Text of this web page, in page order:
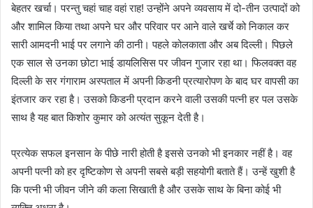
बेहतर खर्चा। परन्तु चहां चाह वहां राह! उन्होंने अपने व्यवसाय में दो-तीन उत्पादों को
और शामिल किया तथा अपने घर और परिवार पर आने वाले खर्चे को निकाल कर
सारी आमदनी भाई पर लगाने की ठानी। पहले कोलकाता और अब दिल्ली। पिछले
एक साल से उनका छोटा भाई डायलिसिस पर जीवन गुजार रहा था। फिलवक्त वह
दिल्ली के सर गंगाराम अस्पताल में अपनी किडनी प्रत्यारोपण के बाद घर वापसी का
इंतजार कर रहा है। उसको किडनी प्रदान करने वाली उसकी पत्नी हर पल उसके
साथ है यह बात किशोर कुमार को अत्यंत सुकून देती है।
प्रत्येक सफल इनसान के पीछे नारी होती है इससे उनको भी इनकार नहीं है। वह
अपनी पत्नी को हर दृष्टिकोण से अपनी सबसे बड़ी सहयोगी बताते हैं। उन्हें खुशी है
कि पत्नी भी जीवन जीने की कला सिखाती है और उसके साथ के बिना कोई भी